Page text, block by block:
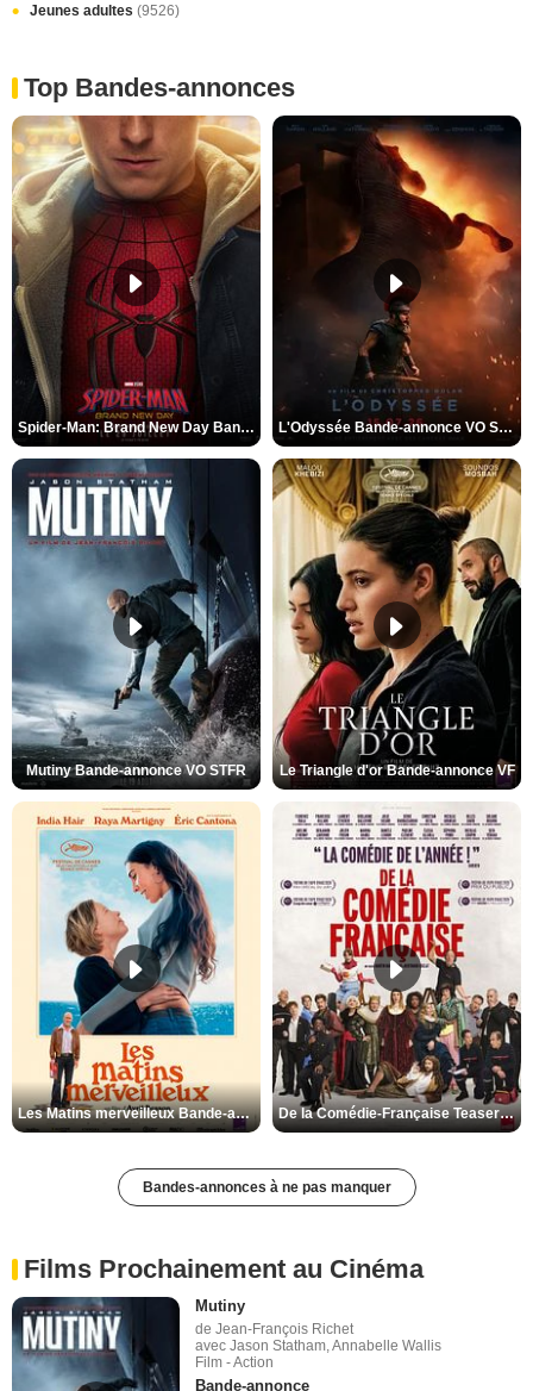
Jeunes adultes (9526)
Top Bandes-annonces
Spider-Man: Brand New Day Bande-annonce VO STFR L'Odyssée Bande-annonce VO STFR
Mutiny Bande-annonce VO STFR Le Triangle d'or Bande-annonce VF
Les Matins merveilleux Bande-annonce VF De la Comédie-Française Teaser VF
Bandes-annonces à ne pas manquer
Films Prochainement au Cinéma
Mutiny
de Jean-François Richet
avec Jason Statham, Annabelle Wallis
Film - Action
Bande-annonce